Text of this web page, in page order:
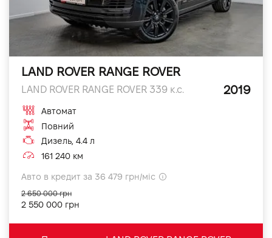
LAND ROVER RANGE ROVER
LAND ROVER RANGE ROVER 339 к.с. 2019
Автомат
Повний
Дизель, 4.4 л
161 240 км
Авто в кредит за 36 479 грн/міс
2 550 000 грн
2 650 000 грн